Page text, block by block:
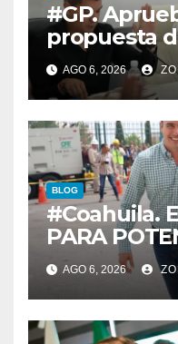
#GP.
propuesta
Martínez
informe el
las 11 de la
AGO 6, 2026
BLOG
#Coahuila.
PARA
GAS
AGO 6, 2026